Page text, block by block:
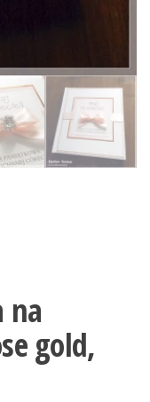
na
gold,